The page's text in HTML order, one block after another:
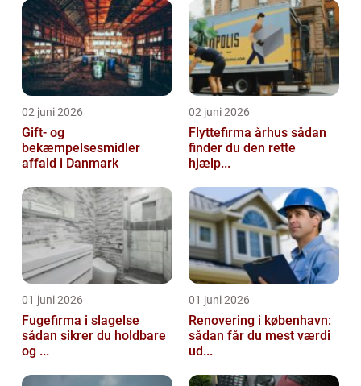
02 juni 2026
Gift- og
bekæmpelsesmidler
affald i Danmark
02 juni 2026
Flyttefirma århus sådan
finder du den rette
hjælp...
01 juni 2026
Fugefirma i slagelse
sådan sikrer du holdbare
og ...
01 juni 2026
Renovering i københavn:
sådan får du mest værdi
ud...